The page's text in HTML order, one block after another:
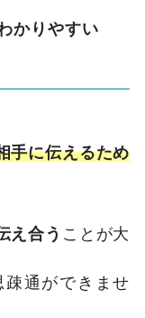
かりやすい
手に伝えるため
え合う ことが大
通ができませ